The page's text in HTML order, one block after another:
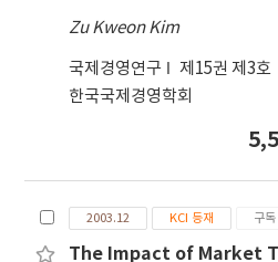
Zu Kweon Kim
국제경영연구 제15권 제3호
한국국제경영학회
2003.12 KCI 등재 구
The Impact of Market